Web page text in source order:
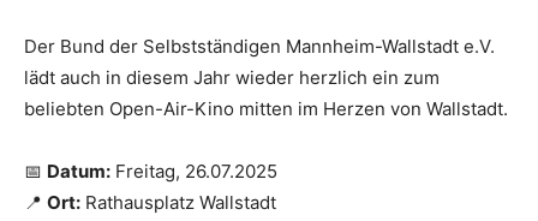
Der Bund der Selbstständigen Mannheim-Wallstadt e.V.
lädt auch in diesem Jahr wieder herzlich ein zum
beliebten Open-Air-Kino mitten im Herzen von Wallstadt.
📅 Datum: Freitag, 26.07.2025
📍 Ort: Rathausplatz Wallstadt